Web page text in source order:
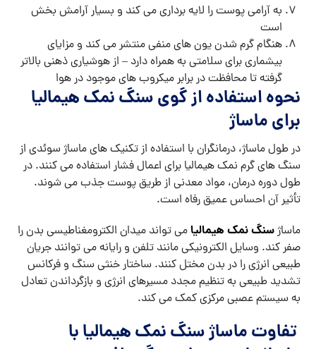
به آرامی پوست را لایه برداری می کند و بسیار آرامش بخش
است
هنگام گرم شدن یون های منفی منتشر می کند و مزایای
بیشماری برای سلامتی به همراه دارد – از هوشیاری ذهنی بالاتر
گرفته تا محافظت در برابر میکروب های موجود در هوا
نحوه استفاده از گوی سنگ نمک هیمالیا
برای ماساژ
در طول ماساژ، درمانگران با استفاده از تکنیک های ماساژ سوئدی از
سنگ های گرم نمک هیمالیا برای اعمال فشار استفاده می کنند. در
طول دوره درمان، مواد معدنی از طریق پوست جذب می شوند.
تأثیر آن احساس عمیق رفاه است.
ماساژسنگ نمک هیمالیا می تواند میدان الکترومغناطیسی بدن را
صفر کند. وسایل الکترونیکی مانند تلفن و رایانه می توانند جریان
طبیعی انرژی را در بدن مختل کنند. ساختار خنثی سنگ و فرکانس
تشدید طبیعی به تنظیم مجدد مسیرهای انرژی و بازگرداندن تعادل
به سیستم عصبی مرکزی کمک می کند.
تفاوت ماساژ سنگ نمک هیمالیا با